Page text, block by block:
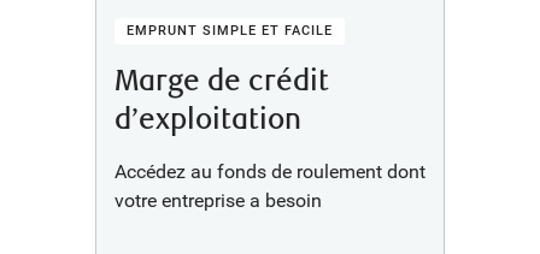
EMPRUNT SIMPLE ET FACILE
Marge de crédit
d’exploitation
Accédez au fonds de roulement dont
votre entreprise a besoin